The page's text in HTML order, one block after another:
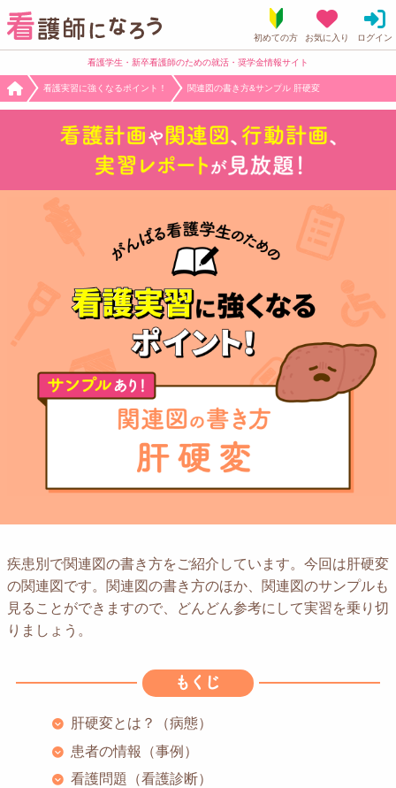
看護学生・新卒看護師のための就活・奨学金情報サイト
看護実習に強くなるポイント！ 関連図の書き方&サンプル 肝硬変
疾患別で関連図の書き方をご紹介しています。今回は肝硬変
の関連図です。関連図の書き方のほか、関連図のサンプルも
見ることができますので、どんどん参考にして実習を乗り切
りましょう。
肝硬変とは？（病態）
患者の情報（事例）
看護問題（看護診断）